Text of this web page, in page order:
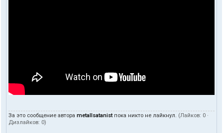
За это сообщение автора metallsatanistпока никто не лайкнул. (Лайков: 0 ·
Дизлайков: 0)